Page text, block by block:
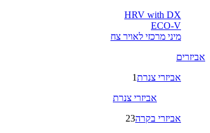
HRV with DX
ECO-V
מיני מרכזי לאויר צח
אביזרים
אביזרי צנרת1
אביזרי צנרת
אביזרי בקרה23